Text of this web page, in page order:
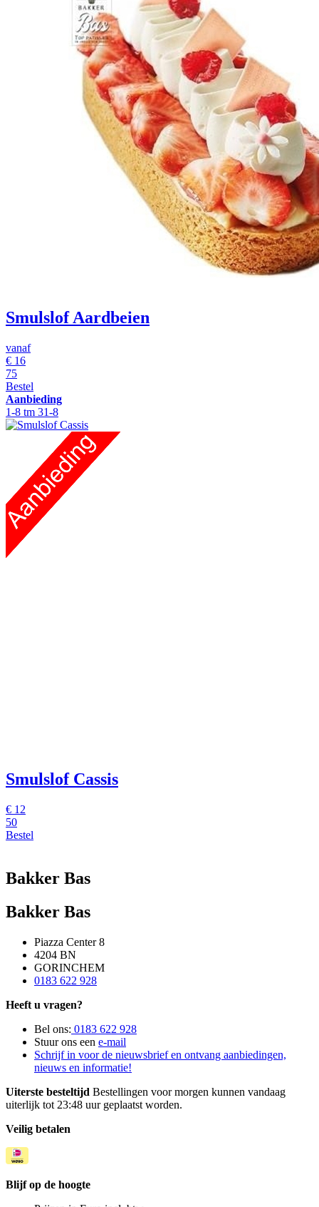
Smulslof Aardbeien
vanaf
€ 16
75
Bestel
Aanbieding
1-8 tm 31-8
Smulslof Cassis
€ 12
50
Bestel
Bakker Bas
Bakker Bas
Piazza Center 8
4204 BN
GORINCHEM
0183 622 928
Heeft u vragen?
Bel ons: 0183 622 928
Stuur ons een e-mail
Schrijf in voor de nieuwsbrief en ontvang aanbiedingen,
nieuws en informatie!
Uiterste besteltijd Bestellingen voor morgen kunnen vandaag
uiterlijk tot 23:48 uur geplaatst worden.
Veilig betalen
Blijf op de hoogte